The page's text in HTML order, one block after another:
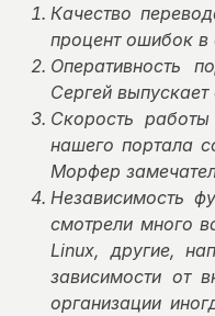
Качество
процент ошибок в
Оперативность
Сергей выпускает
Скорость
нашего портала
Морфер
Независимость
смотрели много
Linux, другие,
зависимости от
организации